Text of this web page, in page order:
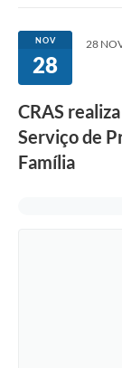
NOV
28
28
CRAS
Serviço de
Família